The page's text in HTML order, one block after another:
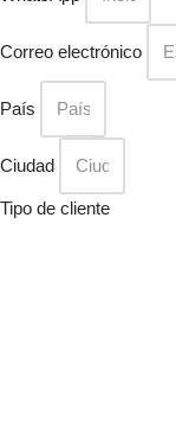
Correo electrónico
País
Ciudad
Tipo de cliente